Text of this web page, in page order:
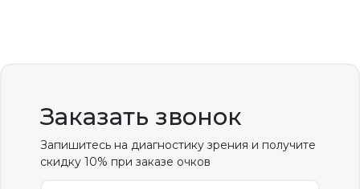
Заказать звонок
Запишитесь на диагностику зрения и получите
скидку 10% при заказе очков